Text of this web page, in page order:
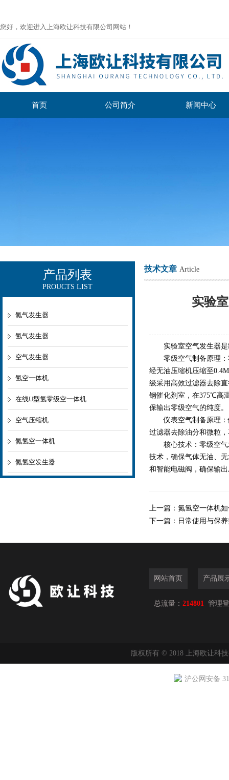
您好，欢迎进入上海欧让科技有限公司网站！
首页 公司简介 新闻中心
产品列表
PROUCTS LIST
氮气发生器
氢气发生器
空气发生器
氢空一体机
在线U型氢零级空一体机
空气压缩机
氮氢空一体机
氮氢空发生器
技术文章 Article
实验
实验室空气发生器是
零级空气制备原理：零
经无油压缩机压缩至
级采用高效过滤器去除
钢催化剂室，在375℃高
保输出零级空气的纯度。
仪表空气制备原理：
过滤器去除油分和微粒
核心技术：零级空气
技术，确保气体无油、
和智能电磁阀，确保输
上一篇： 氮氢空一体机
下一篇： 日常使用与保
网站首页 产品展
总流量： 214801 管理
版权所有 © 2018 上海欧让科
沪公网安备